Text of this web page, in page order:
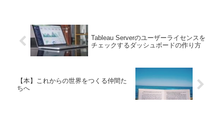
Tableau Serverのユーザーライセンスを
チェックするダッシュボードの作り方
【本】これからの世界をつくる仲間た
ちへ